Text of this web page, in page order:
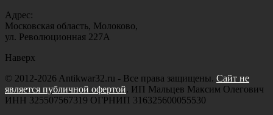
Адрес:
Московская область, Молоково,
ул. Революционная 227А
Наверх
© 2012-2026 Antikwar32.ru - Все права защищены. Сайт не
является публичной офертой. ИП Мальцев Максим Олегович
ИНН 325507567319 ОГРНИП 316325600055530